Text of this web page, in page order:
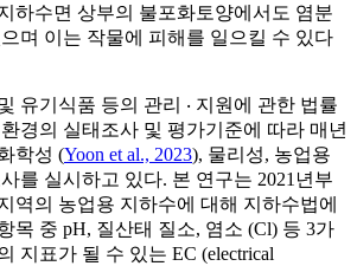
하수면 상부의 불포화토양에서도 염분
며 이는 작물에 피해를 일으킬 수 있다
유기식품 등의 관리 ‧ 지원에 관한 법률
경의 실태조사 및 평가기준에 따라 매년
학성 (Yoon et al., 2023), 물리성, 농업용
를 실시하고 있다. 본 연구는 2021년부
역의 농업용 지하수에 대해 지하수법에
목 중 pH, 질산태 질소, 염소 (Cl) 등 3가
지표가 될 수 있는 EC (electrical